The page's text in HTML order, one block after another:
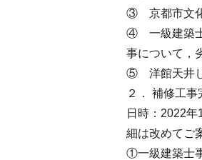
③ 京都市文
④ 一級建築士
事について，
⑤ 洋館天井し
２． 補修工事
日時：2022
細は改めてご
①一級建築士